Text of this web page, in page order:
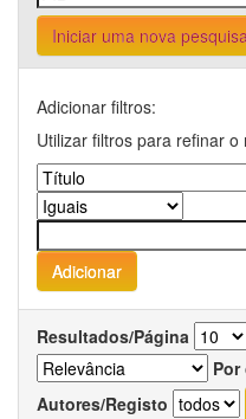
Iniciar uma nova
Adicionar filtros:
Utilizar filtros para refinar
Resultados/Página
Por
Autores/Registo